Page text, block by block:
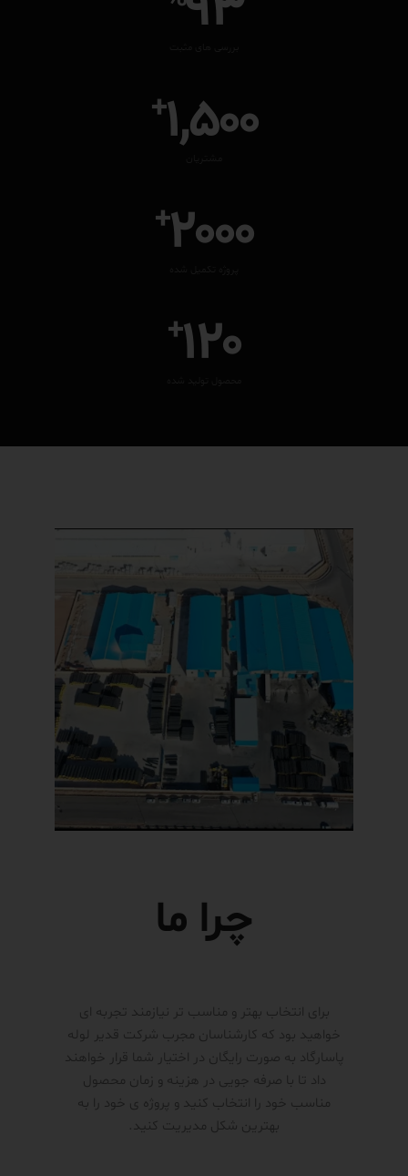
بررسی های مثبت
1,500
+
2000
+
پروژه تکمیل شده
120
+
محصول تولید شده
چرا ما
برای انتخاب بهتر و مناسب تر نیازمند تجربه ای
خواهید بود که کارشناسان مجرب شرکت قدیر لوله
پاسارگاد به صورت رایگان در اختیار شما قرار خواهند
داد تا با صرفه جویی در هزینه و زمان محصول
مناسب خود را انتخاب کنید و پروژه ی خود را به
بهترین شکل مدیریت کنید.